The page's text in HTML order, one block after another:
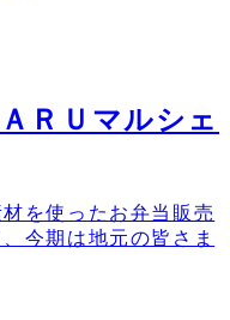
ＲＵマルシェ
を使ったお弁当販売
今期は地元の皆さま